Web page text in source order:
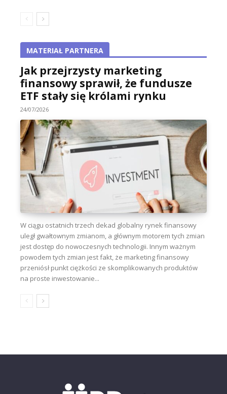
MATERIAŁ PARTNERA
Jak przejrzysty marketing
finansowy sprawił, że fundusze
ETF stały się królami rynku
24/07/2026
W ciągu ostatnich trzech dekad globalny rynek finansowy
uległ gwałtownym zmianom, a głównym motorem tych zmian
jest dostęp do nowoczesnych technologii. Innym ważnym
powodem tych zmian jest fakt, że marketing finansowy
przeniósł punkt ciężkości ze skomplikowanych produktów
na proste inwestowanie...